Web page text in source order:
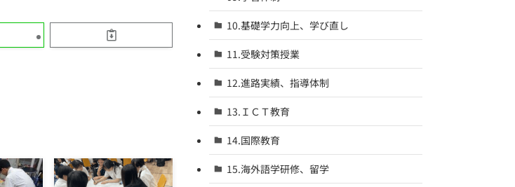
10.基礎学力向上、学び直し
11.受験対策授業
12.進路実績、指導体制
13.ＩＣＴ教育
14.国際教育
15.海外語学研修、留学